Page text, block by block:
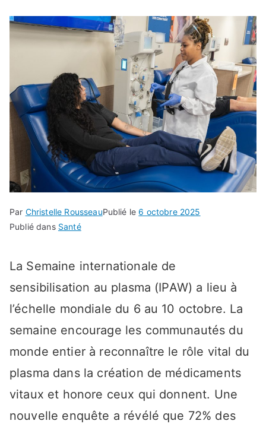
Par Christelle RousseauPublié le 6 octobre 2025
Publié dans Santé
La Semaine internationale de
sensibilisation au plasma (IPAW) a lieu à
l’échelle mondiale du 6 au 10 octobre. La
semaine encourage les communautés du
monde entier à reconnaître le rôle vital du
plasma dans la création de médicaments
vitaux et honore ceux qui donnent. Une
nouvelle enquête a révélé que 72% des